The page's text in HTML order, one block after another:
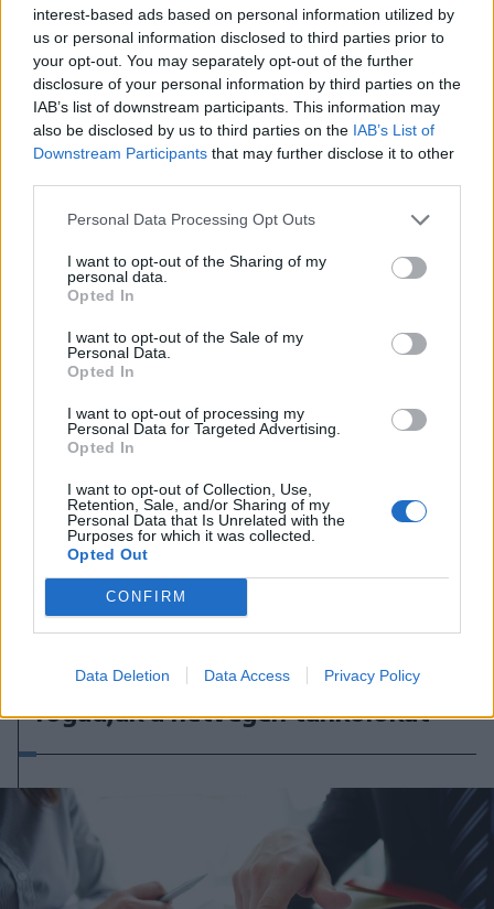
interest-based ads based on personal information utilized by
us or personal information disclosed to third parties prior to
your opt-out. You may separately opt-out of the further
disclosure of your personal information by third parties on the
IAB’s list of downstream participants. This information may
also be disclosed by us to third parties on the IAB’s List of
Downstream Participants that may further disclose it to other
Personal Data Processing Opt Outs
I want to opt-out of the Sharing of my
personal data.
Opted In
I want to opt-out of the Sale of my
Personal Data.
Opted In
I want to opt-out of processing my
Personal Data for Targeted Advertising.
Opted In
I want to opt-out of Collection, Use,
Retention, Sale, and/or Sharing of my
Personal Data that Is Unrelated with the
Purposes for which it was collected.
Opted Out
CONFIRM
Data Deletion Data Access Privacy Policy
2026. augusztus 08., szombat
Sürgős adócsökkentésekkel
fakasztanának energiát a
válságban a napelemesek
Kedvezőbb üzemanyagárak
fogadják a hétvégén tankolókat